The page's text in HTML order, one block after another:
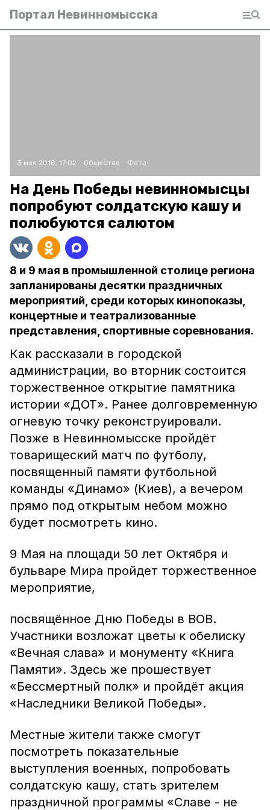
Портал Невинномысска
3 мая 2018, 17:02 Общество Фото:
На День Победы невинномысцы
попробуют солдатскую кашу и
полюбуются салютом
8 и 9 мая в промышленной столице региона
запланированы десятки праздничных
мероприятий, среди которых кинопоказы,
концертные и театрализованные
представления, спортивные соревнования.
Как рассказали в городской
администрации, во вторник состоится
торжественное открытие памятника
истории «ДОТ». Ранее долговременную
огневую точку реконструировали.
Позже в Невинномысске пройдёт
товарищеский матч по футболу,
посвященный памяти футбольной
команды «Динамо» (Киев), а вечером
прямо под открытым небом можно
будет посмотреть кино.
9 Мая на площади 50 лет Октября и
бульваре Мира пройдет торжественное
мероприятие,
посвящённое Дню Победы в ВОВ.
Участники возложат цветы к обелиску
«Вечная слава» и монументу «Книга
Памяти». Здесь же прошествует
«Бессмертный полк» и пройдёт акция
«Наследники Великой Победы».
Местные жители также смогут
посмотреть показательные
выступления военных, попробовать
солдатскую кашу, стать зрителем
праздничной программы «Славе - не